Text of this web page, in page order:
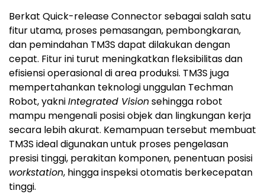
Berkat Quick-release Connector sebagai salah satu
fitur utama, proses pemasangan, pembongkaran,
dan pemindahan TM3S dapat dilakukan dengan
cepat. Fitur ini turut meningkatkan fleksibilitas dan
efisiensi operasional di area produksi. TM3S juga
mempertahankan teknologi unggulan Techman
Robot, yakniIntegrated Visionsehingga robot
mampu mengenali posisi objek dan lingkungan kerja
secara lebih akurat. Kemampuan tersebut membuat
TM3S ideal digunakan untuk proses pengelasan
presisi tinggi, perakitan komponen, penentuan posisi
workstation, hingga inspeksi otomatis berkecepatan
tinggi.